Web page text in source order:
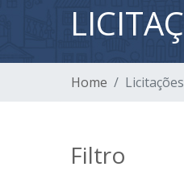
Home Licitações
Filtro